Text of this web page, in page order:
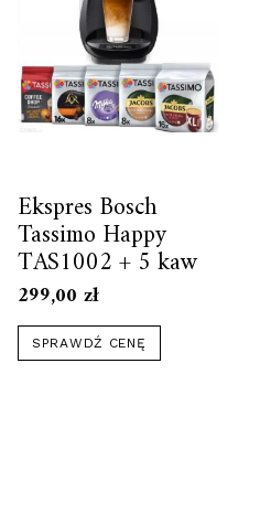
Ekspres Bosch
Tassimo Happy
TAS1002 + 5 kaw
299,00 zł
SPRAWDŹ CENĘ